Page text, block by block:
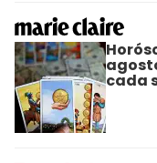
cada